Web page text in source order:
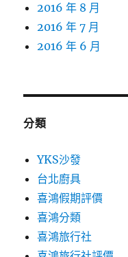
2016 年 8 月
2016 年 7 月
2016 年 6 月
分類
YKS沙發
台北廚具
喜鴻假期評價
喜鴻分類
喜鴻旅行社